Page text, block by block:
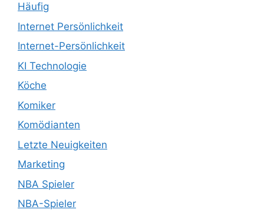
Häufig
Internet Persönlichkeit
Internet-Persönlichkeit
KI Technologie
Köche
Komiker
Komödianten
Letzte Neuigkeiten
Marketing
NBA Spieler
NBA-Spieler